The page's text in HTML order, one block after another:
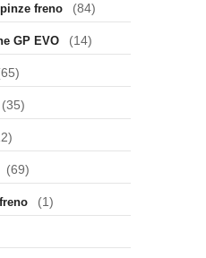
freno (84)
GP EVO (14)
(35)
(69)
(1)